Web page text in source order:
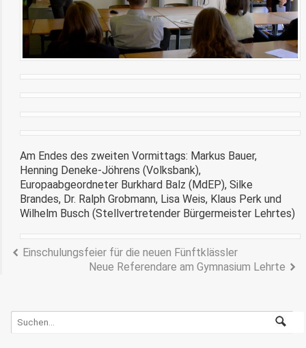
Am Endes des zweiten Vormittags: Markus Bauer,
Henning Deneke-Jöhrens (Volksbank),
Europaabgeordneter Burkhard Balz (MdEP), Silke
Brandes, Dr. Ralph Grobmann, Lisa Weis, Klaus Perk und
Wilhelm Busch (Stellvertretender Bürgermeister Lehrtes)
Einschulungsfeier für die neuen Fünftklässler
Neue Referendare am Gymnasium Lehrte